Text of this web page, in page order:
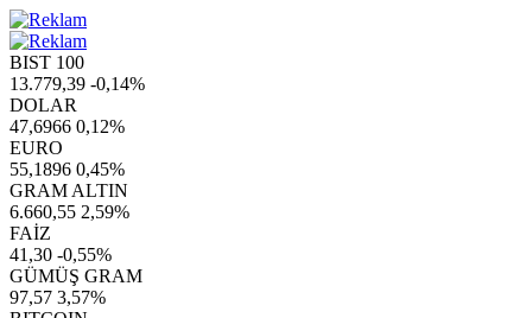
BIST 100
13.779,39 -0,14%
DOLAR
47,6966 0,12%
EURO
55,1896 0,45%
GRAM ALTIN
6.660,55 2,59%
FAİZ
41,30 -0,55%
GÜMÜŞ GRAM
97,57 3,57%